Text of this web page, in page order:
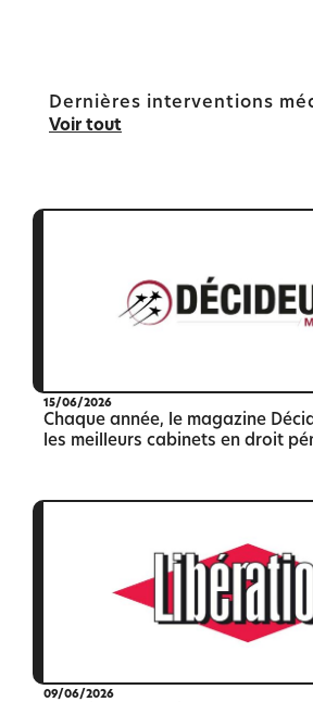
Dernières interventions
Voir tout
15/06/2026
Chaque année, le magazine
les meilleurs cabinets en droit
09/06/2026